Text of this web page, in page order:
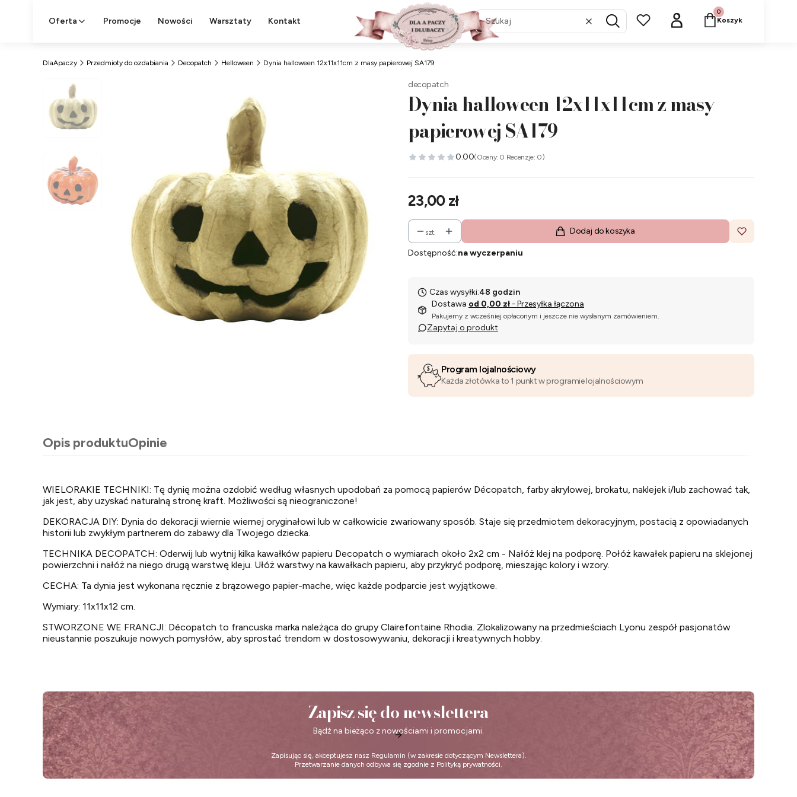
Oferta Promocje Nowości Warsztaty Kontakt WyczyśćSzukaj
Produkty w koszyku:
Koszyk
DlaApaczy Przedmioty do ozdabiania Decopatch Helloween Dynia halloween 12x11x11cm z masy papierowej SA179
decopatch
Dynia halloween 12x11x11cm z masy
papierowej SA179
0.00(Oceny: 0 Recenzje: 0)
Cena
23,00 zł
szt. Dodaj do koszyka
Dostępność:na wyczerpaniu
Czas wysyłki:48 godzin
Dostawa od 0,00 zł - Przesyłka łączona
Pakujemy z wcześniej opłaconym i jeszcze nie wysłanym zamówieniem.
Zapytaj o produkt
Program lojalnościowy
Każda złotówka to 1 punkt w programie lojalnościowym
Opis produktuOpinie
WIELORAKIE TECHNIKI: Tę dynię można ozdobić według własnych upodobań za pomocą papierów Décopatch, farby akrylowej, brokatu, naklejek i/lub zachować tak,
jak jest, aby uzyskać naturalną stronę kraft. Możliwości są nieograniczone!
DEKORACJA DIY: Dynia do dekoracji wiernie wiernej oryginałowi lub w całkowicie zwariowany sposób. Staje się przedmiotem dekoracyjnym, postacią z opowiadanych
historii lub zwykłym partnerem do zabawy dla Twojego dziecka.
TECHNIKA DECOPATCH: Oderwij lub wytnij kilka kawałków papieru Decopatch o wymiarach około 2x2 cm - Nałóż klej na podporę. Połóż kawałek papieru na sklejonej
powierzchni i nałóż na niego drugą warstwę kleju. Ułóż warstwy na kawałkach papieru, aby przykryć podporę, mieszając kolory i wzory.
CECHA: Ta dynia jest wykonana ręcznie z brązowego papier-mache, więc każde podparcie jest wyjątkowe.
Wymiary: 11x11x12 cm.
STWORZONE WE FRANCJI: Décopatch to francuska marka należąca do grupy Clairefontaine Rhodia. Zlokalizowany na przedmieściach Lyonu zespół pasjonatów
nieustannie poszukuje nowych pomysłów, aby sprostać trendom w dostosowywaniu, dekoracji i kreatywnych hobby.
Zapisz się do newslettera
Bądź na bieżąco z nowościami i promocjami.
Zapisując się, akceptujesz nasz Regulamin (w zakresie dotyczącym Newslettera).
Przetwarzanie danych odbywa się zgodnie z Polityką prywatności.